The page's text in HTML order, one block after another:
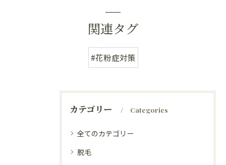
関連タグ
#花粉症対策
カテゴリー Categories
全てのカテゴリー
脱毛